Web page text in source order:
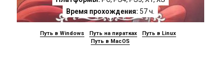
Время прохождения: 57 ч.
Путь в Windows Путь на пиратках
Путь в Linux
Путь в MacOS